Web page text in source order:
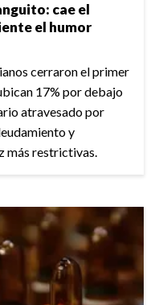
cae el
el humor
cerraron el primer
17% por debajo
atravesado por
y
más restrictivas.